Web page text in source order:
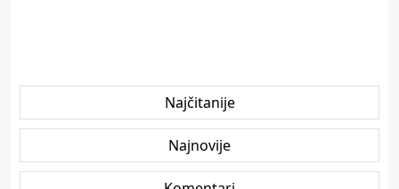
Najčitanije
Najnovije